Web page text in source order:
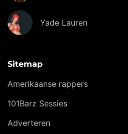
Yade Lauren
Sitemap
Amerikaanse rappers
101Barz Sessies
Adverteren